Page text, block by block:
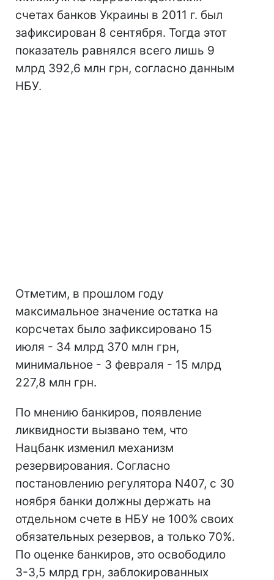
счетах банков Украины в 2011 г. был
зафиксирован 8 сентября. Тогда этот
показатель равнялся всего лишь 9
млрд 392,6 млн грн, согласно данным
НБУ.
Отметим, в прошлом году
максимальное значение остатка на
корсчетах было зафиксировано 15
июля - 34 млрд 370 млн грн,
минимальное - 3 февраля - 15 млрд
227,8 млн грн.
По мнению банкиров, появление
ликвидности вызвано тем, что
Нацбанк изменил механизм
резервирования. Согласно
постановлению регулятора N407, с 30
ноября банки должны держать на
отдельном счете в НБУ не 100% своих
обязательных резервов, а только 70%.
По оценке банкиров, это освободило
3-3,5 млрд грн, заблокированных